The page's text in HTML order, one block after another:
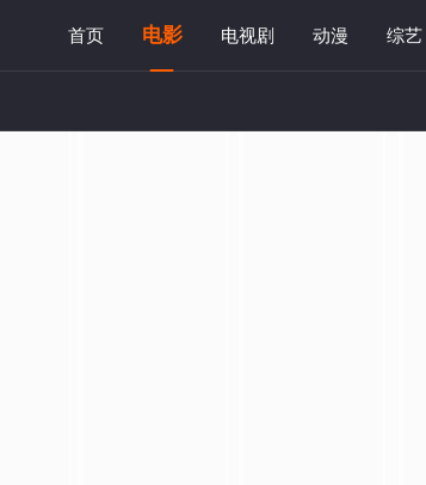
首页 电影 电视剧 动漫 综艺